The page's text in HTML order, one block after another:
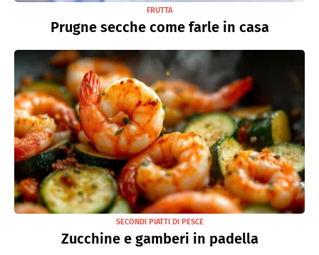
FRUTTA
Prugne secche come farle in casa
SECONDI PIATTI DI PESCE
Zucchine e gamberi in padella